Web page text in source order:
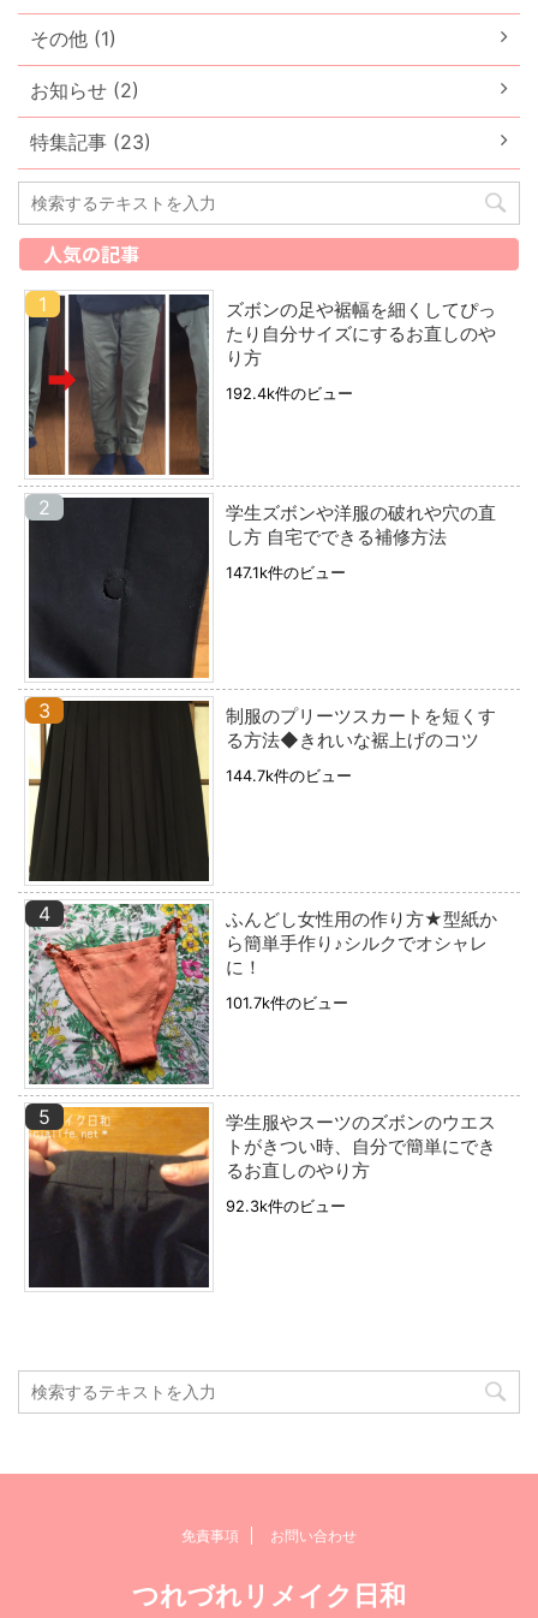
その他 (1)
お知らせ (2)
特集記事 (23)
人気の記事
ズボンの足や裾幅を細くしてぴっ
たり自分サイズにするお直しのや
り方
192.4k件のビュー
学生ズボンや洋服の破れや穴の直
し方 自宅でできる補修方法
147.1k件のビュー
制服のプリーツスカートを短くす
る方法◆きれいな裾上げのコツ
144.7k件のビュー
ふんどし女性用の作り方★型紙か
ら簡単手作り♪シルクでオシャレ
に！
101.7k件のビュー
学生服やスーツのズボンのウエス
トがきつい時、自分で簡単にでき
るお直しのやり方
92.3k件のビュー
免責事項 お問い合わせ
つれづれリメイク日和